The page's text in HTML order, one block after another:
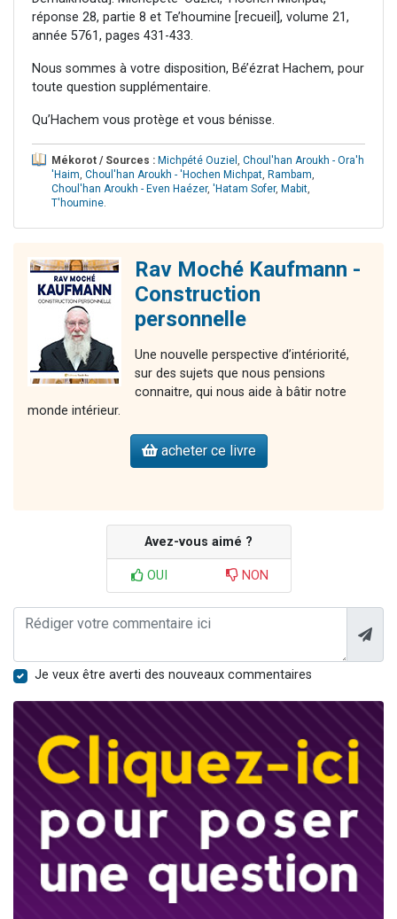
réponse 28, partie 8 et Te’houmine [recueil], volume 21,
année 5761, pages 431-433.
Nous sommes à votre disposition, Bé’ézrat Hachem, pour
toute question supplémentaire.
Qu’Hachem vous protège et vous bénisse.
Mékorot / Sources : Michpété Ouziel , Choul'han Aroukh - Ora'h
'Haim, Choul'han Aroukh - 'Hochen Michpat, Rambam,
Choul'han Aroukh - Even Haézer, 'Hatam Sofer, Mabit,
T'houmine.
Rav Moché Kaufmann -
Construction
personnelle
Une nouvelle perspective d’intériorité,
sur des sujets que nous pensions
connaitre, qui nous aide à bâtir notre
monde intérieur.
acheter ce livre
Avez-vous aimé ?
OUI NON
Je veux être averti des nouveaux commentaires